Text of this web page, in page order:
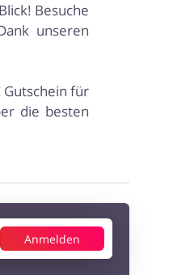
Besuche
unseren
für
die besten
Anmelden